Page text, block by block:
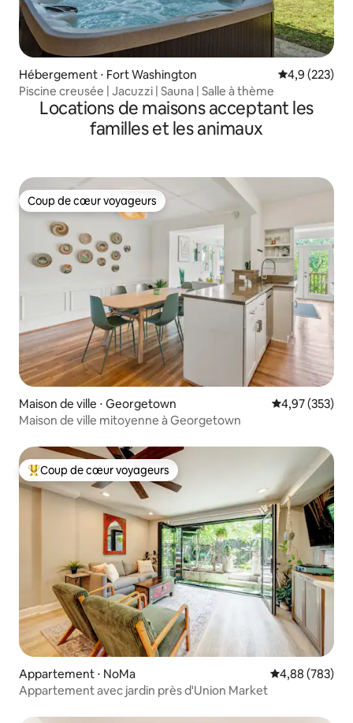
Hébergement ⋅ Fort Washington Évaluation
4,9 (223)
Piscine creusée | Jacuzzi | Sauna | Salle à thème
Locations de maisons acceptant les
familles et les animaux
Coup de cœur voyageurs
Coup de cœur voyageurs
Maison de ville ⋅ Georgetown Évaluation
4,97 (353)
Maison de ville mitoyenne à Georgetown
Coups de cœur voyageurs les plus appréciés
Coup de cœur voyageurs
Appartement ⋅ NoMa Évaluation
4,88 (783)
Appartement avec jardin près d'Union Market